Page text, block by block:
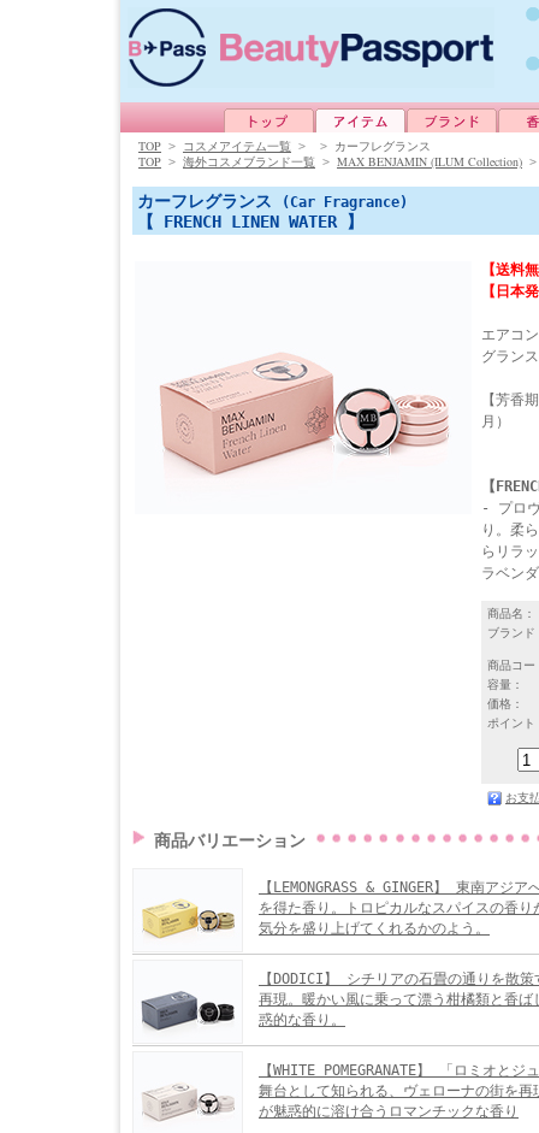
TOP > コスメアイテム一覧 > > カーフレグランス
TOP > 海外コスメブランド一覧 > MAX BENJAMIN (ILUM Collection)
カーフレグランス (Car Fragrance)
【 FRENCH LINEN WATER 】
【送料
【日本
エアコ
グラン
【芳香
月）
【
- プロ
り。柔
らリラ
ラベン
商品名：
ブランド
商品コー
容量：
価格：
ポイント
お支
商品バリエーション
【LEMONGRASS & GINGER】 東南アジア
を得た香り。トロピカルなスパイスの香り
気分を盛り上げてくれるかのよう。
【DODICI】 シチリアの石畳の通りを散
再現。暖かい風に乗って漂う柑橘類と香ば
惑的な香り。
【WHITE POMEGRANATE】 「ロミオとジ
舞台として知られる、ヴェローナの街を再
が魅惑的に溶け合うロマンチックな香り